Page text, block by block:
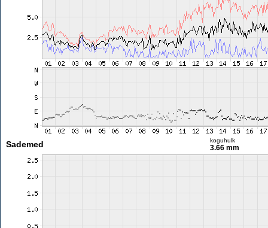
Sademed koguhulk
3.66 mm